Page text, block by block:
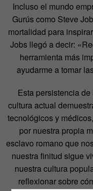
Incluso el mundo
Gurús como Steve
mortalidad para
Jobs llegó a decir:
herramienta más
ayudarme a tomar
Esta persistencia
cultura actual
tecnológicos y
por nuestra propia
esclavo romano que
nuestra finitud sigue
nuestra cultura
reflexionar sobre